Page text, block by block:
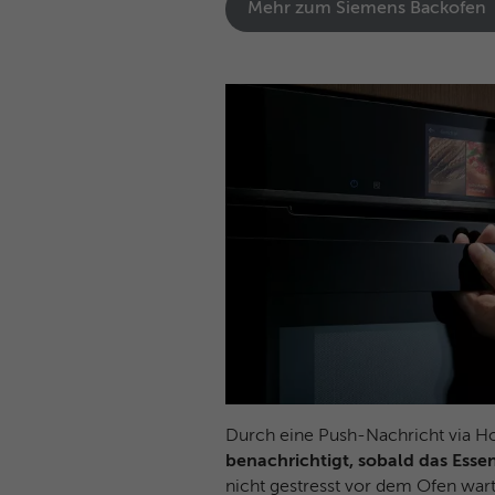
Mehr zum Siemens Backofen
Durch eine Push-Nachricht via
benachrichtigt, sobald das
nicht gestresst vor dem Ofen